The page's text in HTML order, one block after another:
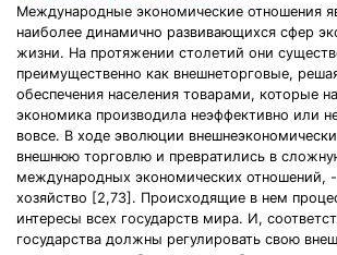
Международные экономические отношения
наиболее динамично развивающихся сфер
жизни. На протяжении столетий они
преимущественно как внешнеторговые,
обеспечения населения товарами, которые
экономика производила неэффективно или
вовсе. В ходе эволюции
внешнюю торговлю и превратились в
международных экономических отношений,
хозяйство [2,73]. Происходящие в нем
интересы всех государств мира. И,
государства должны регулировать свою